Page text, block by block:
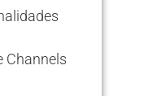
Channels